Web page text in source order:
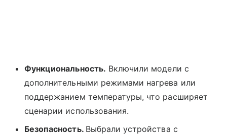
Функциональность. Включили модели с
дополнительными режимами нагрева или
поддержанием температуры, что расширяет
сценарии использования.
Безопасность. Выбрали устройства с